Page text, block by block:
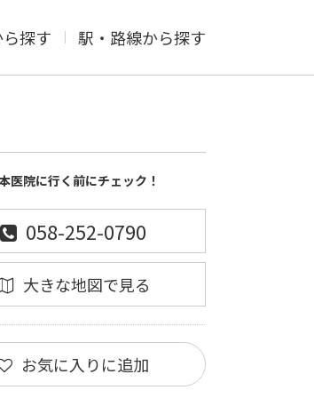
探す 駅・路線から探す
医院に行く前にチェック！
058-252-0790
大きな地図で見る
お気に入りに追加